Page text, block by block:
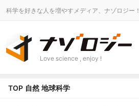
科学を好きな人を増やすメディア、ナゾロジー！
Love science , enjoy !
TOP 自然 地球科学